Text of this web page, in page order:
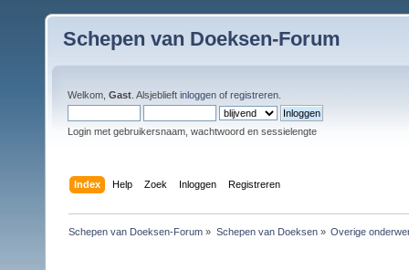
Schepen van Doeksen-Forum
Welkom, Gast . Alsjeblieft inloggen of registreren
Login met gebruikersnaam, wachtwoord en sessielengte
Index Help Zoek Inloggen Registreren
Schepen van Doeksen-Forum » Schepen van Doeksen» Overige